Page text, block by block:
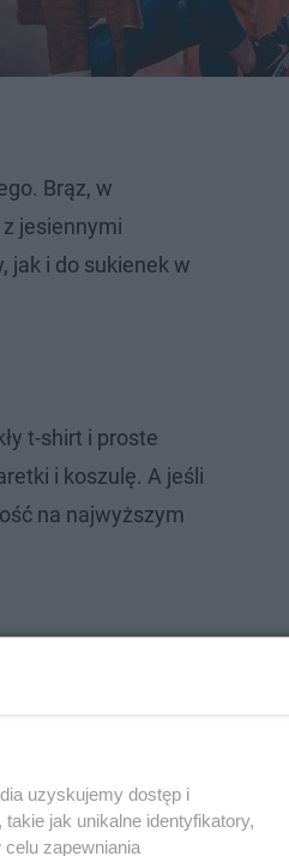
I nic
Brąz, w
jesiennymi
jak i do sukienek w
t-shirt i proste
i koszulę. A jeśli
na najwyższym
uzyskujemy dostęp i
jak unikalne identyfikatory,
zapewniania